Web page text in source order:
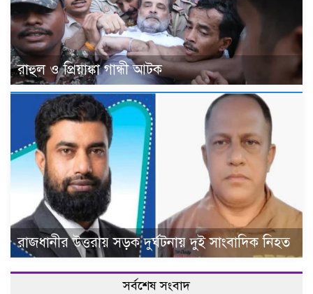
রাহুল ও প্রিয়াঙ্কা গান্ধী আটক
রাজধানীর উত্তরায় সড়ক দুর্ঘটনায় দুই সাংবাদিক নিহত
সর্বশেষ সংবাদ